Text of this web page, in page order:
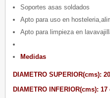
Soportes asas soldados
Apto para uso en
Apto para limpieza en
Medidas
DIAMETRO SUPERIOR(cms):
DIAMETRO INFERIOR(cms): 17